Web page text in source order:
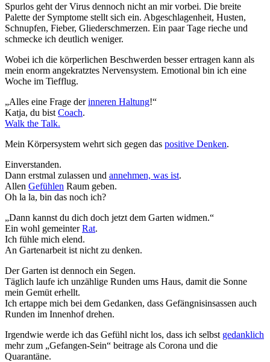
Spurlos geht der Virus dennoch nicht an mir vorbei. Die breite
Palette der Symptome stellt sich ein. Abgeschlagenheit, Husten,
Schnupfen, Fieber, Gliederschmerzen. Ein paar Tage rieche und
schmecke ich deutlich weniger.
Wobei ich die körperlichen Beschwerden besser ertragen kann als
mein enorm angekratztes Nervensystem. Emotional bin ich eine
Woche im Tiefflug.
„Alles eine Frage derinneren Haltung!“
Katja, du bist Coach.
Walk the Talk.
Mein Körpersystem wehrt sich gegen das positive Denken.
Einverstanden.
Dann erstmal zulassen und annehmen, was ist.
Allen Gefühlen Raum geben.
Oh la la, bin das noch ich?
„Dann kannst du dich doch jetzt dem Garten widmen.“
Ein wohl gemeinterRat.
Ich fühle mich elend.
An Gartenarbeit ist nicht zu denken.
Der Garten ist dennoch ein Segen.
Täglich laufe ich unzählige Runden ums Haus, damit die Sonne
mein Gemüt erhellt.
Ich ertappe mich bei dem Gedanken, dass Gefängnisinsassen auch
Runden im Innenhof drehen.
Irgendwie werde ich das Gefühl nicht los, dass ich selbst gedanklich
mehr zum „Gefangen-Sein“ beitrage als Corona und die
Quarantäne.